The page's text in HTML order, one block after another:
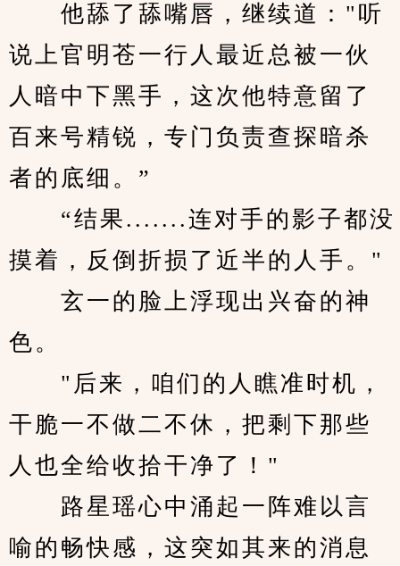
他舔了舔嘴唇，继续道："听
说上官明苍一行人最近总被一伙
人暗中下黑手，这次他特意留了
百来号精锐，专门负责查探暗杀
者的底细。”
“结果.......连对手的影子都没
摸着，反倒折损了近半的人手。"
玄一的脸上浮现出兴奋的神
色。
"后来，咱们的人瞧准时机，
干脆一不做二不休，把剩下那些
人也全给收拾干净了！"
路星瑶心中涌起一阵难以言
喻的畅快感，这突如其来的消息